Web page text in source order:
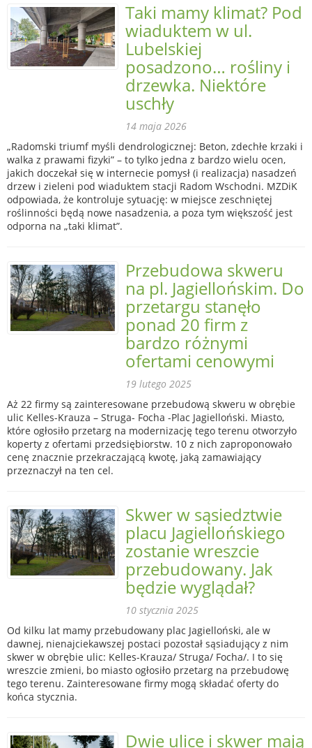
Taki mamy klimat? Pod
wiaduktem w ul.
Lubelskiej
posadzono… rośliny i
drzewka. Niektóre
uschły
14 maja 2026
„Radomski triumf myśli dendrologicznej: Beton, zdechłe krzaki i
walka z prawami fizyki” – to tylko jedna z bardzo wielu ocen,
jakich doczekał się w internecie pomysł (i realizacja) nasadzeń
drzew i zieleni pod wiaduktem stacji Radom Wschodni. MZDiK
odpowiada, że kontroluje sytuację: w miejsce zeschniętej
roślinności będą nowe nasadzenia, a poza tym większość jest
odporna na „taki klimat”.
Przebudowa skweru
na pl. Jagiellońskim. Do
przetargu stanęło
ponad 20 firm z
bardzo różnymi
ofertami cenowymi
19 lutego 2025
Aż 22 firmy są zainteresowane przebudową skweru w obrębie
ulic Kelles-Krauza – Struga- Focha -Plac Jagielloński. Miasto,
które ogłosiło przetarg na modernizację tego terenu otworzyło
koperty z ofertami przedsiębiorstw. 10 z nich zaproponowało
cenę znacznie przekraczającą kwotę, jaką zamawiający
przeznaczył na ten cel.
Skwer w sąsiedztwie
placu Jagiellońskiego
zostanie wreszcie
przebudowany. Jak
będzie wyglądał?
10 stycznia 2025
Od kilku lat mamy przebudowany plac Jagielloński, ale w
dawnej, nienajciekawszej postaci pozostał sąsiadujący z nim
skwer w obrębie ulic: Kelles-Krauza/ Struga/ Focha/. I to się
wreszcie zmieni, bo miasto ogłosiło przetarg na przebudowę
tego terenu. Zainteresowane firmy mogą składać oferty do
końca stycznia.
Dwie ulice i skwer mają